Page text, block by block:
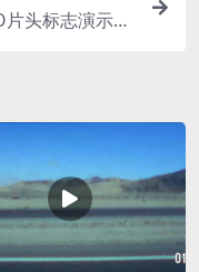
头标志演示视